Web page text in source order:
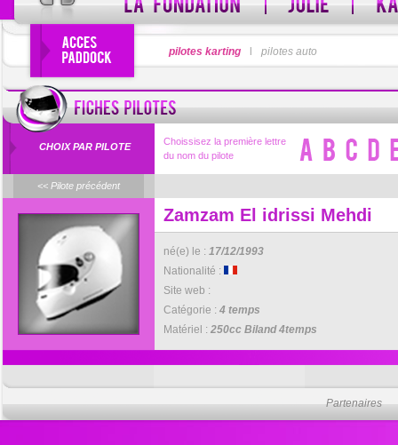
PSEUDO
Pseudo oublié ?
MOT DE PASSE
pilotes karting pilotes auto
CHOIX PAR PILOTE
Choissisez la première lettre
du nom du pilote
<< Pilote précédent
Zamzam El idrissi Mehdi
né(e) le : 17/12/1993
Nationalité :
Site web :
Catégorie : 4 temps
Matériel : 250cc Biland 4temps
Partenaires